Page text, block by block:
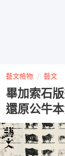
藝文格物 藝文
畢加索石
還原公牛